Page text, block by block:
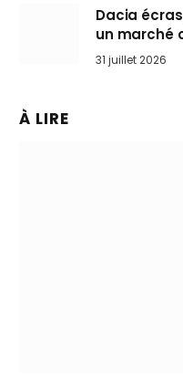
Dacia
un marché
31 juillet 2026
À LIRE